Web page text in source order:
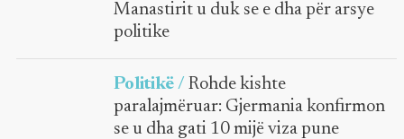
Manastirit u duk se e dha për arsye
politike
Politikë / Rohde kishte
paralajmëruar: Gjermania konfirmon
se u dha gati 10 mijë viza pune